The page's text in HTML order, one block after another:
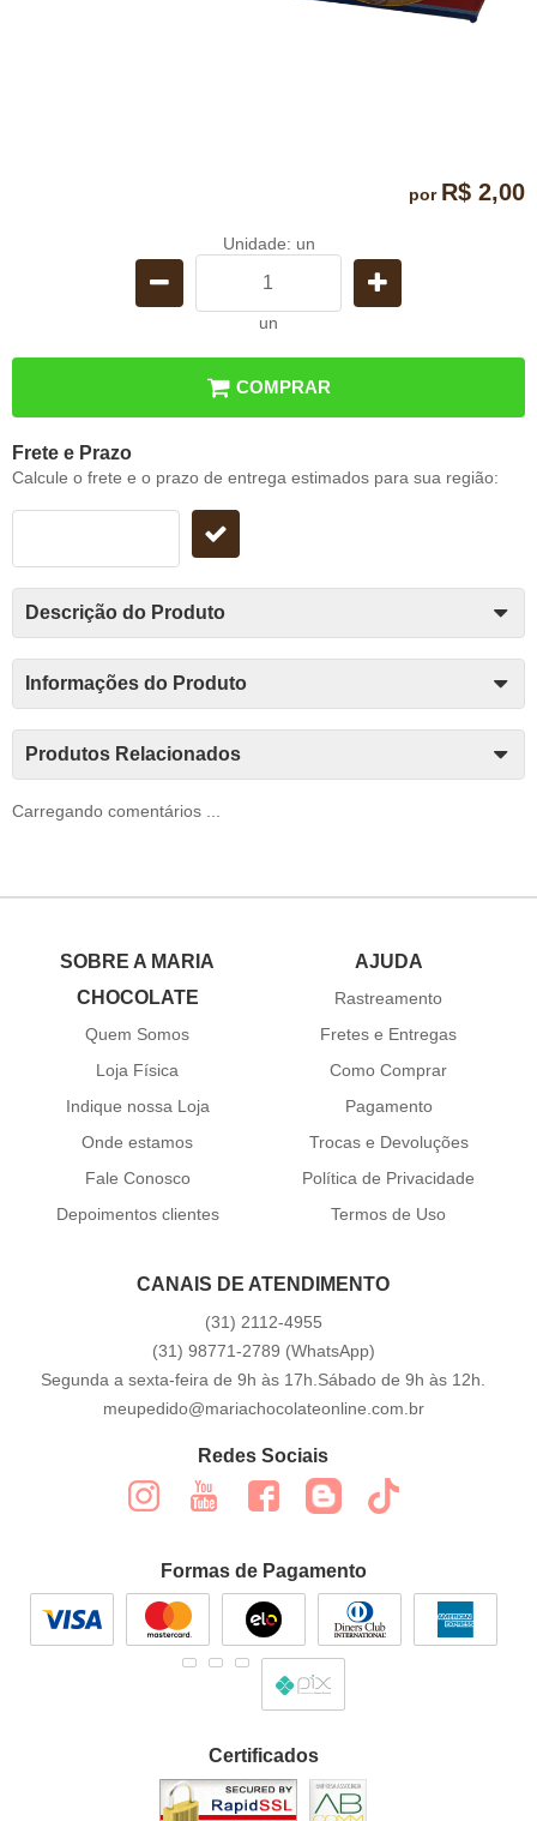
por R$ 2,00
Unidade: un
un
COMPRAR
Frete e Prazo
Calcule o frete e o prazo de entrega estimados para sua região:
Descrição do Produto
Informações do Produto
Produtos Relacionados
Carregando comentários ...
SOBRE A MARIA
CHOCOLATE
Quem Somos
Loja Física
Indique nossa Loja
Onde estamos
Fale Conosco
Depoimentos clientes
AJUDA
Rastreamento
Fretes e Entregas
Como Comprar
Pagamento
Trocas e Devoluções
Política de Privacidade
Termos de Uso
CANAIS DE ATENDIMENTO
(31) 2112-4955
(31) 98771-2789 (WhatsApp)
Segunda a sexta-feira de 9h às 17h.Sábado de 9h às 12h.
meupedido@mariachocolateonline.com.br
Redes Sociais
Formas de Pagamento
Certificados